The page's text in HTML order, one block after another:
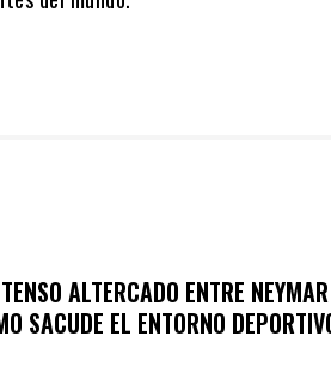
ALTERCADO ENTRE
SACUDE EL ENTORNO